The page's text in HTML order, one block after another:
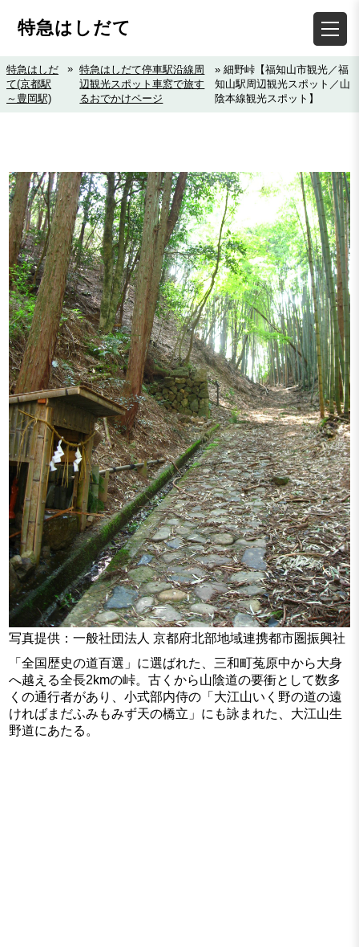
特急はしだて
特急はしだ
て(京都駅
～豊岡駅)
» 特急はしだて停車駅沿線周
辺観光スポット車窓で旅す
るおでかけページ
» 細野峠【福知山市観光／福
知山駅周辺観光スポット／山
陰本線観光スポット】
写真提供：一般社団法人 京都府北部地域連携都市圏振興社
「全国歴史の道百選」に選ばれた、三和町菟原中から大身
へ越える全長2kmの峠。古くから山陰道の要衝として数多
くの通行者があり、小式部内侍の「大江山いく野の道の遠
ければまだふみもみず天の橋立」にも詠まれた、大江山生
野道にあたる。